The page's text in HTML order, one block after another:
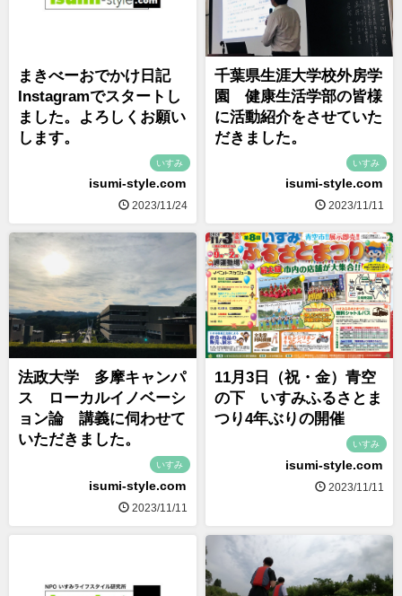
まきべーおでかけ日記
Instagramでスタートし
ました。よろしくお願い
します。
いすみ
isumi-style.com
2023/11/24
千葉県生涯大学校外房学
園 健康生活学部の皆様
に活動紹介をさせていた
だきました。
いすみ
isumi-style.com
2023/11/11
法政大学 多摩キャンパ
ス ローカルイノベーシ
ョン論 講義に伺わせて
いただきました。
いすみ
isumi-style.com
2023/11/11
11月3日（祝・金）青空
の下 いすみふるさとま
つり4年ぶりの開催
いすみ
isumi-style.com
2023/11/11